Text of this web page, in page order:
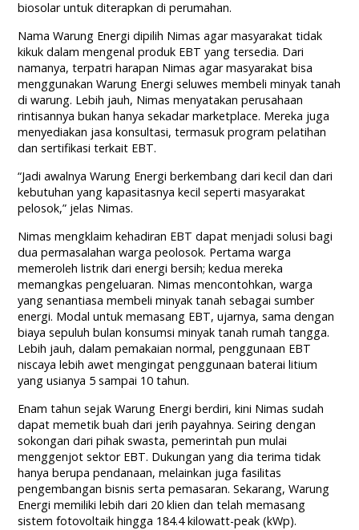
biosolar untuk diterapkan di perumahan.
Nama Warung Energi dipilih Nimas agar masyarakat tidak
kikuk dalam mengenal produk EBT yang tersedia. Dari
namanya, terpatri harapan Nimas agar masyarakat bisa
menggunakan Warung Energi seluwes membeli minyak tanah
di warung. Lebih jauh, Nimas menyatakan perusahaan
rintisannya bukan hanya sekadar marketplace. Mereka juga
menyediakan jasa konsultasi, termasuk program pelatihan
dan sertifikasi terkait EBT.
“Jadi awalnya Warung Energi berkembang dari kecil dan dari
kebutuhan yang kapasitasnya kecil seperti masyarakat
pelosok,” jelas Nimas.
Nimas mengklaim kehadiran EBT dapat menjadi solusi bagi
dua permasalahan warga peolosok. Pertama warga
memeroleh listrik dari energi bersih; kedua mereka
memangkas pengeluaran. Nimas mencontohkan, warga
yang senantiasa membeli minyak tanah sebagai sumber
energi. Modal untuk memasang EBT, ujarnya, sama dengan
biaya sepuluh bulan konsumsi minyak tanah rumah tangga.
Lebih jauh, dalam pemakaian normal, penggunaan EBT
niscaya lebih awet mengingat penggunaan baterai litium
yang usianya 5 sampai 10 tahun.
Enam tahun sejak Warung Energi berdiri, kini Nimas sudah
dapat memetik buah dari jerih payahnya. Seiring dengan
sokongan dari pihak swasta, pemerintah pun mulai
menggenjot sektor EBT. Dukungan yang dia terima tidak
hanya berupa pendanaan, melainkan juga fasilitas
pengembangan bisnis serta pemasaran. Sekarang, Warung
Energi memiliki lebih dari 20 klien dan telah memasang
sistem fotovoltaik hingga 184.4 kilowatt-peak (kWp).